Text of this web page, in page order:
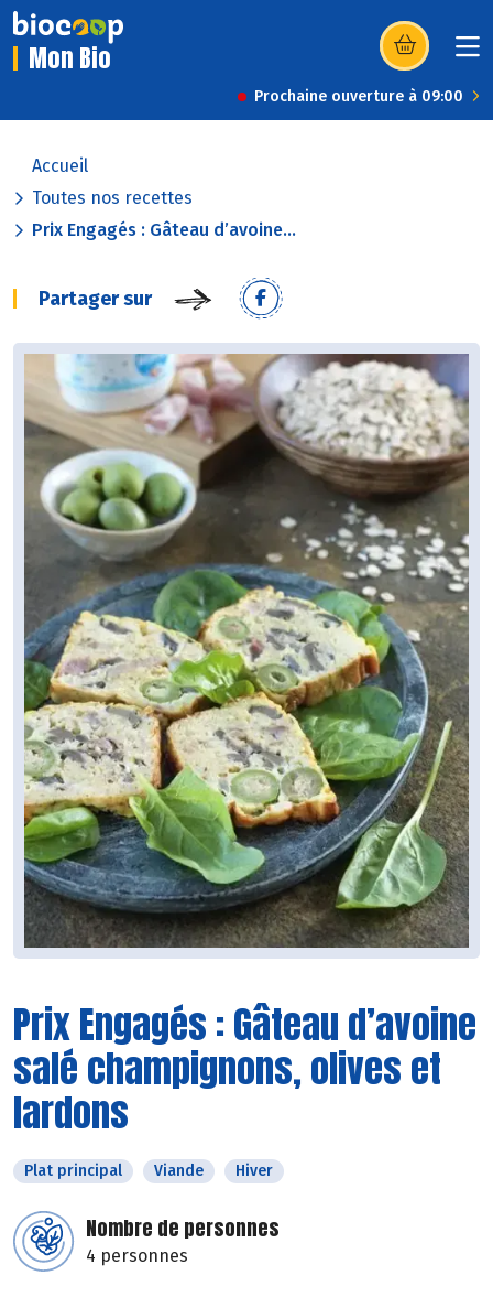
Mon Bio (s’ouvre dans
Prochaine ouverture à 09:00
Accueil
Toutes nos recettes
Prix Engagés : Gâteau d’avoine...
Partager sur
Prix Engagés : Gâteau d’avoine
salé champignons, olives et
lardons
Plat principal Viande Hiver
Nombre de personnes
4 personnes